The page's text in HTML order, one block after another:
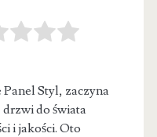
Styl, zaczyna
do świata
i jakości. Oto